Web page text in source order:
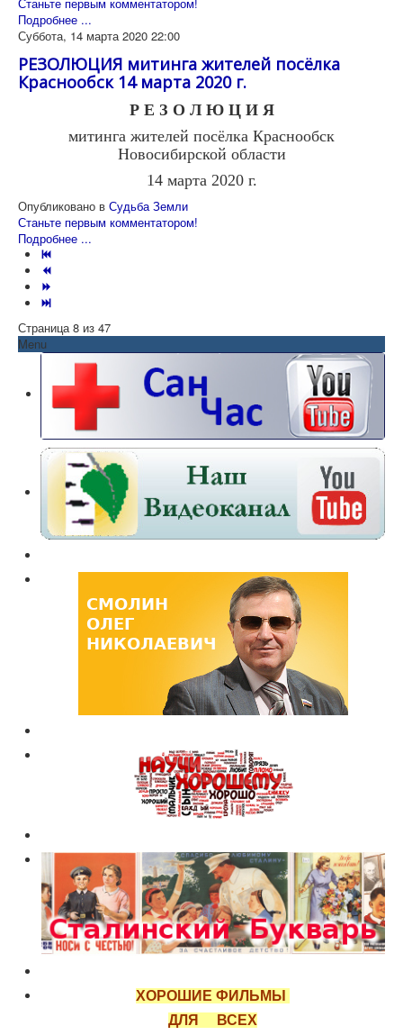
Подробнее ...
Суббота, 14 марта 2020 22:00
РЕЗОЛЮЦИЯ митинга жителей посёлка
Краснообск 14 марта 2020 г.
Р Е З О Л Ю Ц И Я
митинга жителей посёлка Краснообск
Новосибирской области
14 марта 2020 г.
Опубликовано в Судьба Земли
Станьте первым комментатором!
Подробнее ...
Страница 8 из 47
Menu
ХОРОШИЕ ФИЛЬМЫ
ДЛЯ ВСЕХ